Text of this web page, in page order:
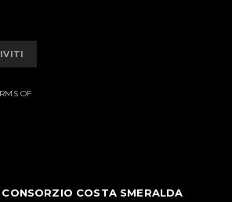
OF
COSTA SMERALDA